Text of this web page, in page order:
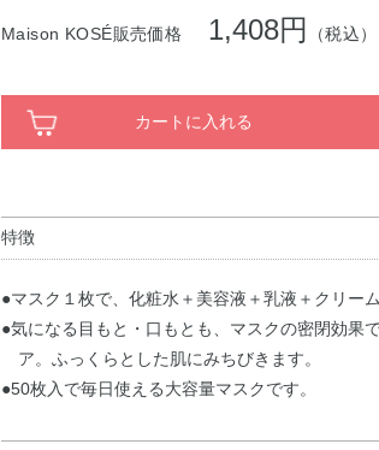
Maison KOSÉ販売価格 1,408円 （税込）
カートに入れる
特徴
●マスク１枚で、化粧水＋美容液＋乳液＋クリー
●気になる目もと・口もとも、マスクの密閉効果
ア。ふっくらとした肌にみちびきます。
●50枚入で毎日使える大容量マスクです。